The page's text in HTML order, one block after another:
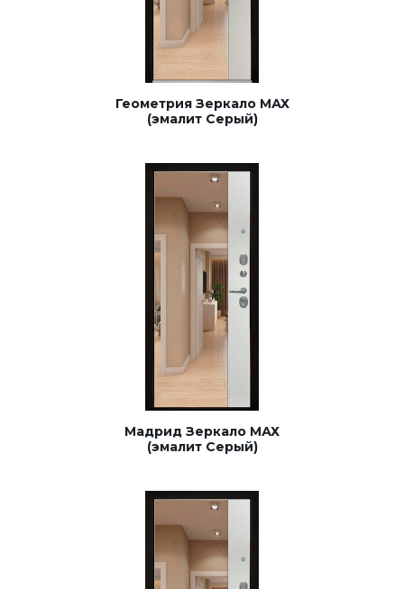
Геометрия Зеркало МАХ
(эмалит Серый)
Мадрид Зеркало МАХ
(эмалит Серый)